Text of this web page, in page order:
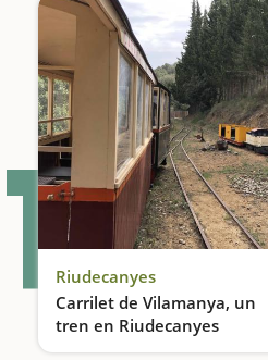
1 Riudecanyes
Carrilet de Vilamanya, un
tren en Riudecanyes